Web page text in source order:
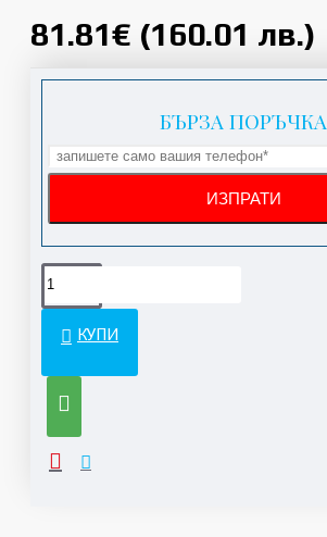
81.81€ (160.01 лв.)
БЪРЗА ПОРЪЧКА
КУПИ